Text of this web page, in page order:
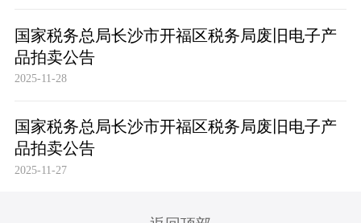
国家税务总局长沙市开福区税务局废旧电子产
品拍卖公告
2025-11-28
国家税务总局长沙市开福区税务局废旧电子产
品拍卖公告
2025-11-27